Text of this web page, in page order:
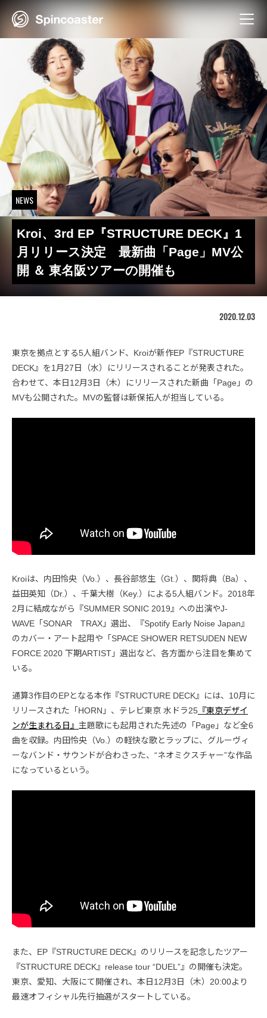
NEWS
Kroi、3rd EP『STRUCTURE DECK』1
月リリース決定 最新曲「Page」MV公
開 ＆ 東名阪ツアーの開催も
2020.12.03
東京を拠点とする5人組バンド、Kroiが新作EP『STRUCTURE
DECK』を1月27日（水）にリリースされることが発表された。
合わせて、本日12月3日（木）にリリースされた新曲「Page」の
MVも公開された。MVの監督は新保拓人が担当している。
Kroiは、内田怜央（Vo.）、長谷部悠生（Gt.）、関将典（Ba）、
益田英知（Dr.）、千葉大樹（Key.）による5人組バンド。2018年
2月に結成ながら『SUMMER SONIC 2019』への出演やJ-
WAVE「SONAR TRAX」選出、『Spotify Early Noise Japan』
のカバー・アート起用や「SPACE SHOWER RETSUDEN NEW
FORCE 2020 下期ARTIST」選出など、各方面から注目を集めて
いる。
通算3作目のEPとなる本作『STRUCTURE DECK』には、10月に
リリースされた「HORN」、テレビ東京 水ドラ25 『東京デザイ
ンが生まれる日』 主題歌にも起用された先述の「Page」など全6
曲を収録。内田怜央（Vo.）の軽快な歌とラップに、グルーヴィ
ーなバンド・サウンドが合わさった、“ネオミクスチャー”な作品
になっているという。
また、EP『STRUCTURE DECK』のリリースを記念したツアー
『STRUCTURE DECK』release tour “DUEL”』の開催も決定。
東京、愛知、大阪にて開催され、本日12月3日（木）20:00より
最速オフィシャル先行抽選がスタートしている。